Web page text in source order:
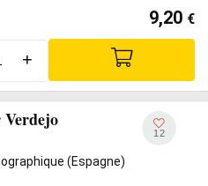
9,20 €
+
Verdejo
(Espagne)
12